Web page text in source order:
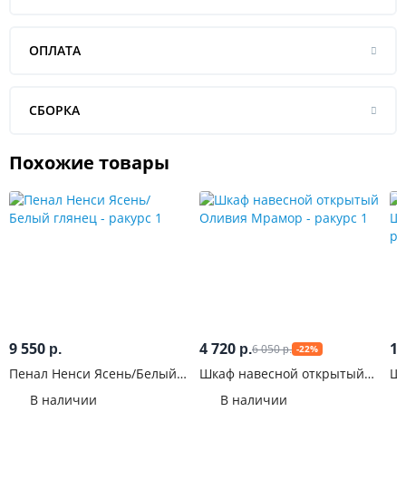
ОПЛАТА
СБОРКА
Похожие товары
9 550 р.
Пенал Ненси Ясень/Белый
В наличии
4 720 р.6 050р. -22%
Шкаф навесной открытый
В наличии